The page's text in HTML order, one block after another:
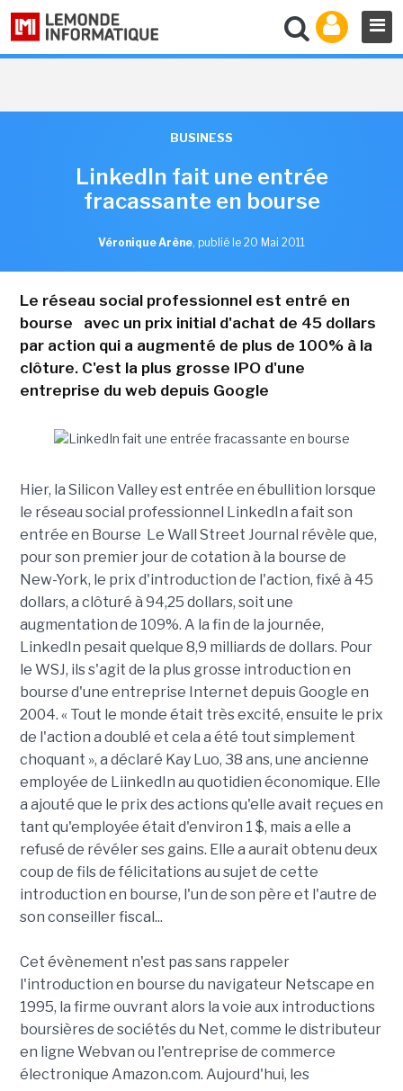
BUSINESS
LinkedIn fait une entrée
fracassante en bourse
Véronique Arène, publié le 20 Mai 2011
Le réseau social professionnel est entré en
bourse avec un prix initial d'achat de 45 dollars
par action qui a augmenté de plus de 100% à la
clôture. C'est la plus grosse IPO d'une
entreprise du web depuis Google
Hier, la Silicon Valley est entrée en ébullition lorsque
le réseau social professionnel LinkedIn a fait son
entrée en Bourse Le Wall Street Journal révèle que,
pour son premier jour de cotation à la bourse de
New-York, le prix d'introduction de l'action, fixé à 45
dollars, a clôturé à 94,25 dollars, soit une
augmentation de 109%. A la fin de la journée,
LinkedIn pesait quelque 8,9 milliards de dollars. Pour
le WSJ, ils s'agit de la plus grosse introduction en
bourse d'une entreprise Internet depuis Google en
2004. « Tout le monde était très excité, ensuite le prix
de l'action a doublé et cela a été tout simplement
choquant », a déclaré Kay Luo, 38 ans, une ancienne
employée de LiinkedIn au quotidien économique. Elle
a ajouté que le prix des actions qu'elle avait reçues en
tant qu'employée était d'environ 1 $, mais a elle a
refusé de révéler ses gains. Elle a aurait obtenu deux
coup de fils de félicitations au sujet de cette
introduction en bourse, l'un de son père et l'autre de
son conseiller fiscal...
Cet évènement n'est pas sans rappeler
l'introduction en bourse du navigateur Netscape en
1995, la firme ouvrant alors la voie aux introductions
boursières de sociétés du Net, comme le distributeur
en ligne Webvan ou l'entreprise de commerce
électronique Amazon.com. Aujourd'hui, les